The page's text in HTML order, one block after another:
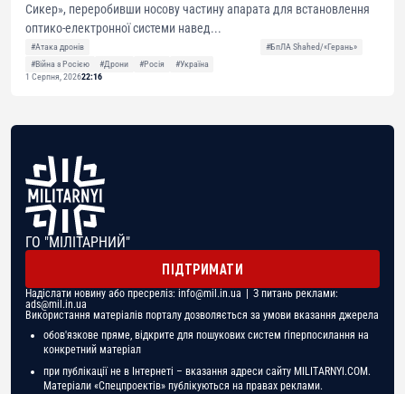
Сикер», переробивши носову частину апарата для встановлення
оптико-електронної системи навед...
#Атака дронів
#БпЛА Shahed/«Герань»
#Війна з Росією
#Дрони #Росія
#Україна
1 Серпня, 202622:16
ГО "МІЛІТАРНИЙ"
ПІДТРИМАТИ
Надіслати новину або пресреліз: info@mil.in.ua | З питань реклами:
ads@mil.in.ua
Використання матеріалів порталу дозволяється за умови вказання джерела
обов'язкове пряме, відкрите для пошукових систем гіперпосилання на
конкретний матеріал
при публікації не в Інтернеті – вказання адреси сайту MILITARNYI.COM.
Матеріали «Спецпроектів» публікуються на правах реклами.